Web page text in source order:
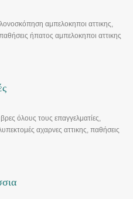
αμπελοκηποι αττικης,
ήπατος αμπελοκηποι αττικης
όλους τους επαγγελματίες,
αχαρνες αττικης, παθήσεις